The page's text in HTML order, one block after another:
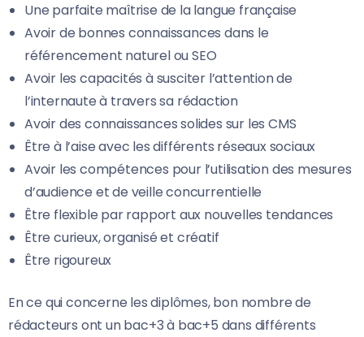
Une parfaite maîtrise de la langue française
Avoir de bonnes connaissances dans le
référencement naturel ou SEO
Avoir les capacités à susciter l’attention de
l’internaute à travers sa rédaction
Avoir des connaissances solides sur les CMS
Être à l’aise avec les différents réseaux sociaux
Avoir les compétences pour l’utilisation des mesures
d’audience et de veille concurrentielle
Être flexible par rapport aux nouvelles tendances
Être curieux, organisé et créatif
Être rigoureux
En ce qui concerne les diplômes, bon nombre de
rédacteurs ont un bac+3 à bac+5 dans différents